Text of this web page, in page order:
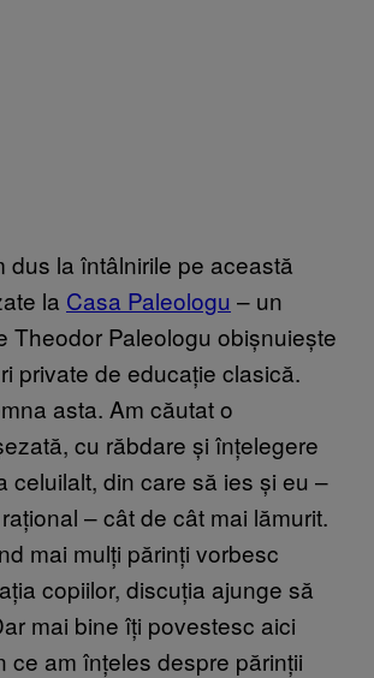
dus la întâlnirile pe această
la Casa Paleologu – un
Theodor Paleologu obișnuiește
private de educație clasică.
asta. Am căutat o
cu răbdare și înțelegere
celuilalt, din care să ies și eu –
– cât de cât mai lămurit.
mai mulți părinți vorbesc
copiilor, discuția ajunge să
mai bine îți povestesc aici
ce am înțeles despre părinții